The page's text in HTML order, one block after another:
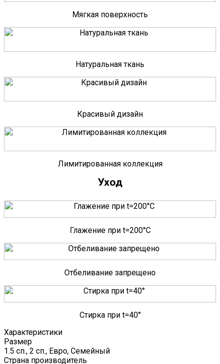
Мягкая поверхность
Натуральная ткань
Красивый дизайн
Лимитированная коллекция
Уход
Глажение при t=200°C
Отбеливание запрещено
Стирка при t=40°
Характеристики
Размер
1.5 сп., 2 сп., Евро, Семейный
Страна производитель